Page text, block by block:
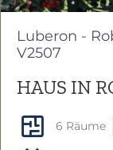
Luberon -
V2507
HAUS IN
6 Räume